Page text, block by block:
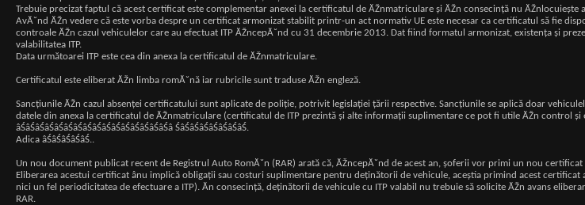
Trebuie precizat faptul că acest certificat este complementar anexei la certificatul de ĂŽnmatriculare şi ĂŽn consecinţă nu ĂŽnlocuieşte
AvĂ˘nd ĂŽn vedere că este vorba despre un certificat armonizat stabilit printr-un act normativ UE este necesar ca certificatul să fie
controale ĂŽn cazul vehiculelor care au efectuat ITP ĂŽncepĂ˘nd cu 31 decembrie 2013. Dat fiind formatul armonizat, existenţa şi
valabilitatea ITP.
Data următoarei ITP este cea din anexa la certificatul de ĂŽnmatriculare.
Certificatul este eliberat ĂŽn limba romĂ˘nă iar rubricile sunt traduse ĂŽn engleză.
Sancţiunile ĂŽn cazul absenţei certificatului sunt aplicate de poliţie, potrivit legislaţiei ţării respective. Sancţiunile se aplică doar
datele din anexa la certificatul de ĂŽnmatriculare (certificatul de ITP prezintă şi alte informaţii suplimentare ce pot fi utile ĂŽn control
âŚâŚâŚâŚâŚâŚâŚâŚâŚâŚâŚâŚâŚâŚâŚâŚâ ŚâŚâŚâŚâŚâŚâŚâŚ.
Adica âŚâŚâŚâŚâŚ..
Un nou document publicat recent de Registrul Auto RomĂ˘n (RAR) arată că, ĂŽncepĂ˘nd de acest an, șoferii vor primi un nou
Eliberarea acestui certificat ânu implică obligaţii sau costuri suplimentare pentru deţinătorii de vehicule, aceştia primind acest
nici un fel periodicitatea de efectuare a ITP). Ăn consecinţă, deţinătorii de vehicule cu ITP valabil nu trebuie să solicite ĂŽn avans
RAR.